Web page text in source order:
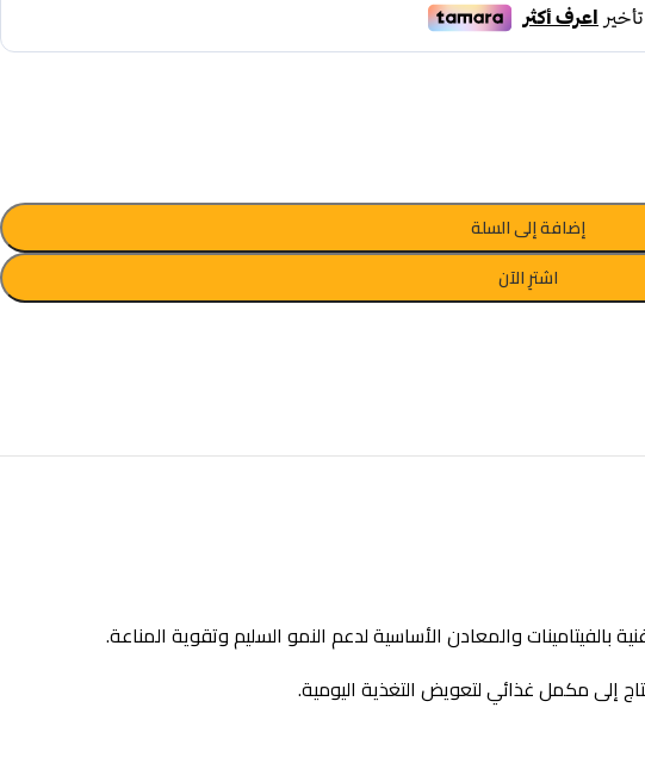
إضافة إلى السلة
اشترِ الآن
بالفيتامينات والمعادن الأساسية لدعم النمو السليم وتقوية المناعة.
إلى مكمل غذائي لتعويض التغذية اليومية.